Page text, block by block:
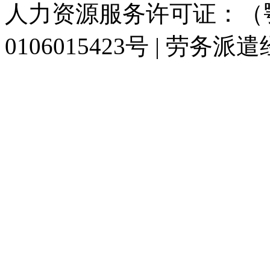
人力资源服务许可证：
0106015423号 | 劳务派